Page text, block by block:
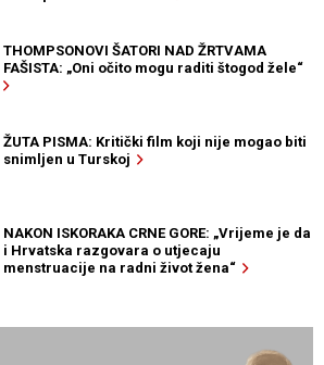
THOMPSONOVI ŠATORI NAD ŽRTVAMA
FAŠISTA: „Oni očito mogu raditi štogod žele“
ŽUTA PISMA: Kritički film koji nije mogao biti
snimljen u Turskoj
NAKON ISKORAKA CRNE GORE: „Vrijeme je da
i Hrvatska razgovara o utjecaju
menstruacije na radni život žena“